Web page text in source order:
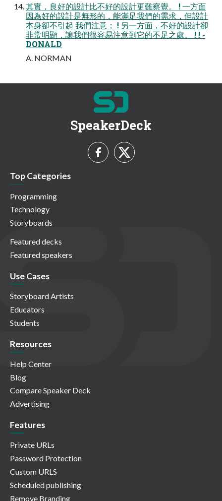
其實，良好的設計比不好的設計更難察覺。 ! 一方面
因為好的設計是無形的，能滿足我們的需求，但設計
本身卻不引起 我們注意； ! 另一方面，不好的設計卻
非常明顯，讓我們很容易注意到它的不足之處。 ! ! -
DONALD
A. NORMAN
SpeakerDeck
Top Categories
Programming
Technology
Storyboards
Featured decks
Featured speakers
Use Cases
Storyboard Artists
Educators
Students
Resources
Help Center
Blog
Compare Speaker Deck
Advertising
Features
Private URLs
Password Protection
Custom URLS
Scheduled publishing
Remove Branding